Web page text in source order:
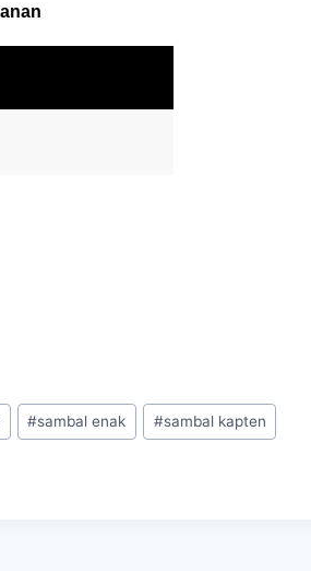
#sambal enak #sambal kapten